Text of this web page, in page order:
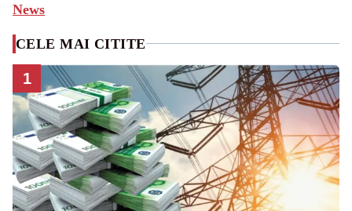
News
CELE MAI CITITE
1